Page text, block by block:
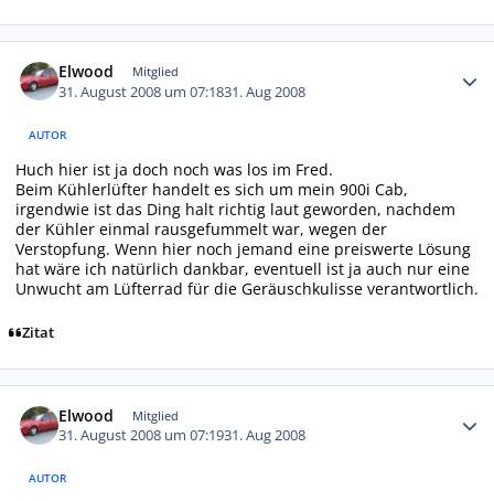
Elwood Mitglied
31. August 2008 um 07:1831. Aug 2008
AUTOR
Huch hier ist ja doch noch was los im Fred.
Beim Kühlerlüfter handelt es sich um mein 900i Cab,
irgendwie ist das Ding halt richtig laut geworden, nachdem
der Kühler einmal rausgefummelt war, wegen der
Verstopfung. Wenn hier noch jemand eine preiswerte Lösung
hat wäre ich natürlich dankbar, eventuell ist ja auch nur eine
Unwucht am Lüfterrad für die Geräuschkulisse verantwortlich.
Zitat
Elwood Mitglied
31. August 2008 um 07:1931. Aug 2008
AUTOR